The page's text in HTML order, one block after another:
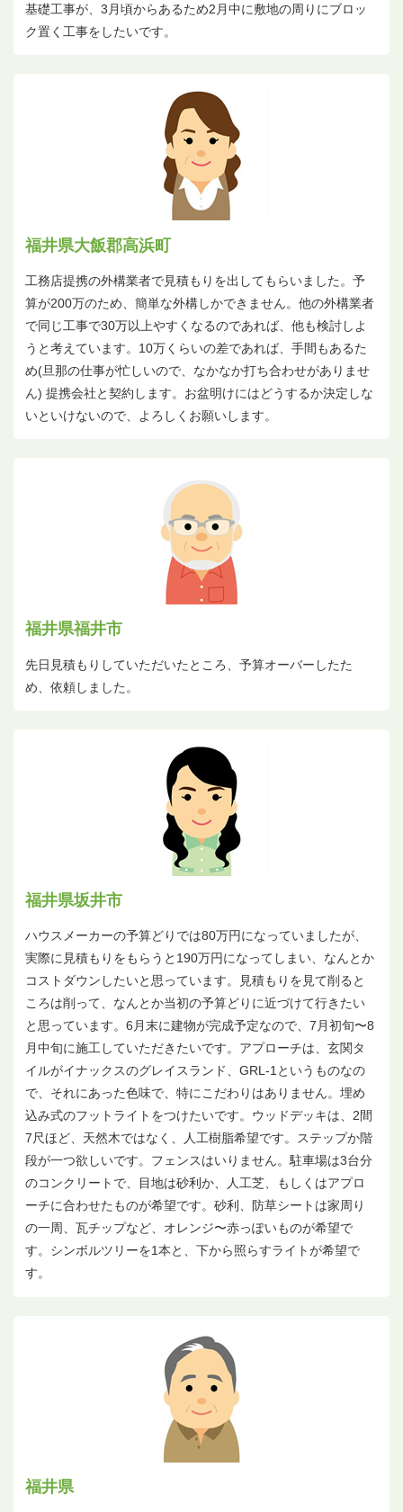
基礎工事が、3月頃からあるため2月中に敷地の周りにブロッ
ク置く工事をしたいです。
福井県大飯郡高浜町
工務店提携の外構業者で見積もりを出してもらいました。予
算が200万のため、簡単な外構しかできません。他の外構業者
で同じ工事で30万以上やすくなるのであれば、他も検討しよ
うと考えています。10万くらいの差であれば、手間もあるた
め(旦那の仕事が忙しいので、なかなか打ち合わせがありませ
ん) 提携会社と契約します。お盆明けにはどうするか決定しな
いといけないので、よろしくお願いします。
福井県福井市
先日見積もりしていただいたところ、予算オーバーしたた
め、依頼しました。
福井県坂井市
ハウスメーカーの予算どりでは80万円になっていましたが、
実際に見積もりをもらうと190万円になってしまい、なんとか
コストダウンしたいと思っています。見積もりを見て削ると
ころは削って、なんとか当初の予算どりに近づけて行きたい
と思っています。6月末に建物が完成予定なので、7月初旬〜8
月中旬に施工していただきたいです。アプローチは、玄関タ
イルがイナックスのグレイスランド、GRL-1というものなの
で、それにあった色味で、特にこだわりはありません。埋め
込み式のフットライトをつけたいです。ウッドデッキは、2間
7尺ほど、天然木ではなく、人工樹脂希望です。ステップか階
段が一つ欲しいです。フェンスはいりません。駐車場は3台分
のコンクリートで、目地は砂利か、人工芝、もしくはアプロ
ーチに合わせたものが希望です。砂利、防草シートは家周り
の一周、瓦チップなど、オレンジ〜赤っぽいものが希望で
す。シンボルツリーを1本と、下から照らすライトが希望で
す。
福井県